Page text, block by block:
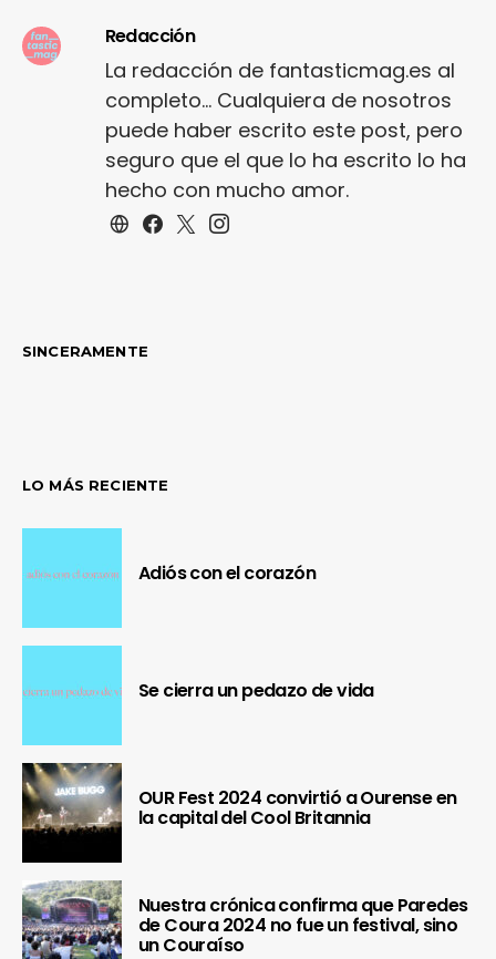
Redacción
La redacción de fantasticmag.es al
completo... Cualquiera de nosotros
puede haber escrito este post, pero
seguro que el que lo ha escrito lo ha
hecho con mucho amor.
SINCERAMENTE
LO MÁS RECIENTE
Adiós con el corazón
Se cierra un pedazo de vida
OUR Fest 2024 convirtió a Ourense en
la capital del Cool Britannia
Nuestra crónica confirma que Paredes
de Coura 2024 no fue un festival, sino
un Couraíso